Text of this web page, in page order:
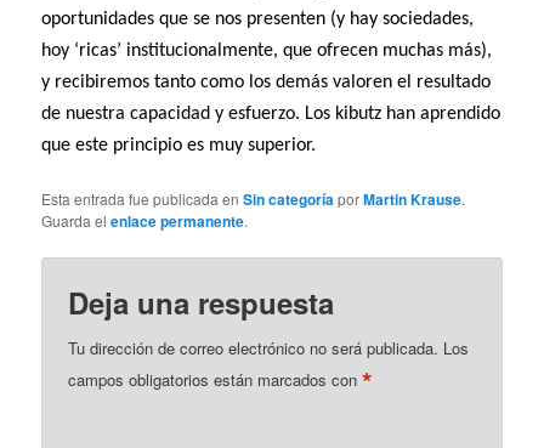
oportunidades que se nos presenten (y hay sociedades,
hoy ‘ricas’ institucionalmente, que ofrecen muchas más),
y recibiremos tanto como los demás valoren el resultado
de nuestra capacidad y esfuerzo. Los kibutz han aprendido
que este principio es muy superior.
Esta entrada fue publicada enSin categoría porMartin Krause.
Guarda elenlace permanente.
Deja una respuesta
Tu dirección de correo electrónico no será publicada. Los
campos obligatorios están marcados con*